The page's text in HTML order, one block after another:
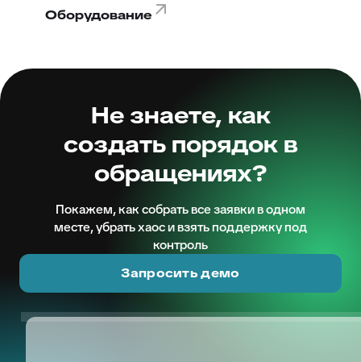
Оборудование
Не знаете, как
создать порядок в
обращениях?
Покажем, как собрать все заявки в одном
месте, убрать хаос и взять поддержку под
контроль
Запросить демо